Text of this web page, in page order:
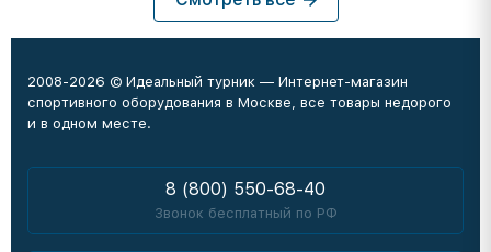
2008-2026 © Идеальный турник — Интернет-магазин
спортивного оборудования в Москве, все товары недорого
и в одном месте.
8 (800) 550-68-40
Звонок бесплатный по РФ